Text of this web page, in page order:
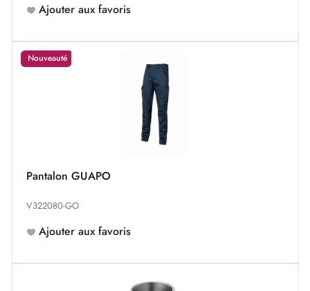
Ajouter aux favoris
Nouveauté
Pantalon GUAPO
V322080-GO
Ajouter aux favoris